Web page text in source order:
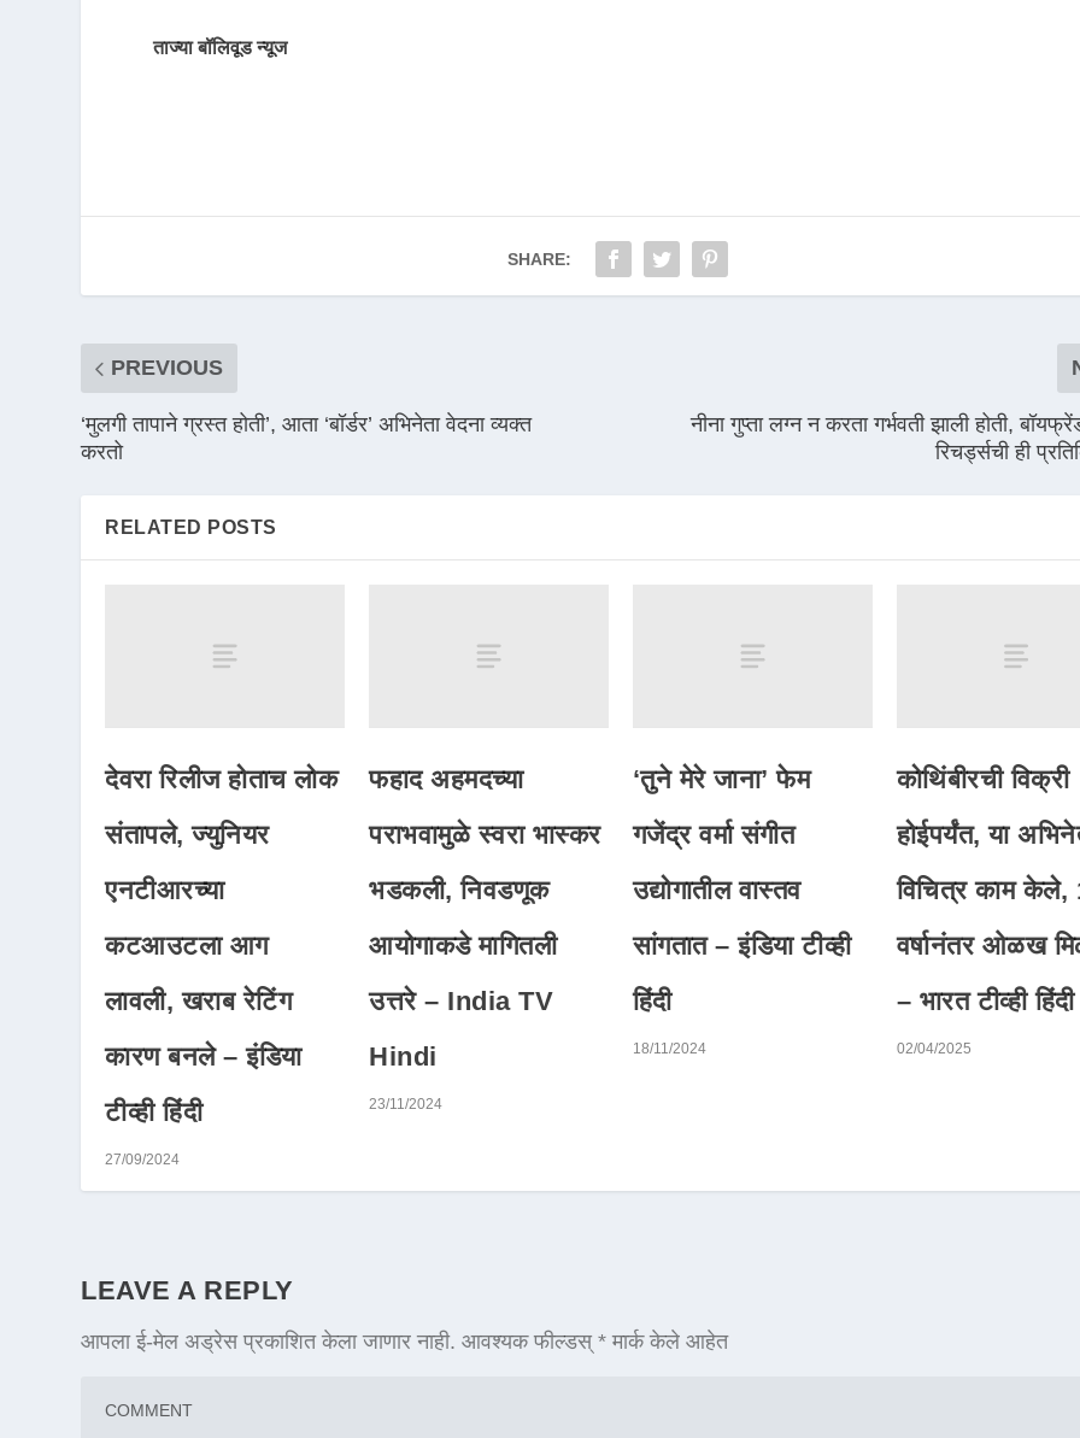
ताज्या बॉलिवूड न्यूज
SHARE:
PREVIOUS
‘मुलगी तापाने ग्रस्त होती’, आता ‘बॉर्डर’ अभिनेता वेदना व्यक्त
करतो
नीना गुप्ता लग्न न करता गर्भवती झाली होती,
रिचर्ड्सची ही
RELATED POSTS
देवरा रिलीज होताच लोक
संतापले, ज्युनियर
एनटीआरच्या
कटआउटला आग
लावली, खराब रेटिंग
कारण बनले – इंडिया
टीव्ही हिंदी
27/09/2024
फहाद अहमदच्या
पराभवामुळे स्वरा भास्कर
भडकली, निवडणूक
आयोगाकडे मागितली
उत्तरे – India TV
Hindi
23/11/2024
‘तुने मेरे जाना’ फेम
गजेंद्र वर्मा संगीत
उद्योगातील वास्तव
सांगतात – इंडिया टीव्ही
हिंदी
18/11/2024
कोथिंबीरची विक्री
होईपर्यंत, या
विचित्र काम केले,
वर्षानंतर ओळख
– भारत टीव्ही हिंदी
02/04/2025
LEAVE A REPLY
आपला ई-मेल अड्रेस प्रकाशित केला जाणार नाही. आवश्यक फील्डस्* मार्क केले आहेत